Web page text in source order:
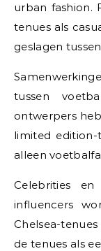
urban fashion.
tenues als
geslagen
tussen
ontwerpers
limited
alleen
Celebrities
influencers
Chelsea-
de tenues als